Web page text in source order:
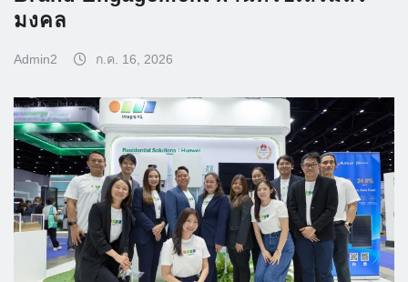
มงคล
Admin2 ก.ค. 16, 2026